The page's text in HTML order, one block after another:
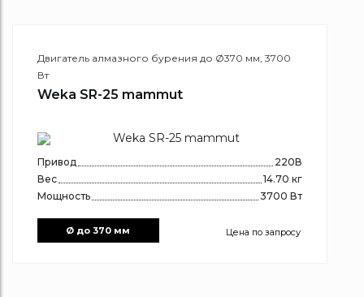
Двигатель алмазного бурения до Ø370 мм, 3700
Вт
Weka SR-25 mammut
Привод
220В
Вес
14.70 кг
Мощность
3700 Вт
Ø до 370 мм Цена по запросу